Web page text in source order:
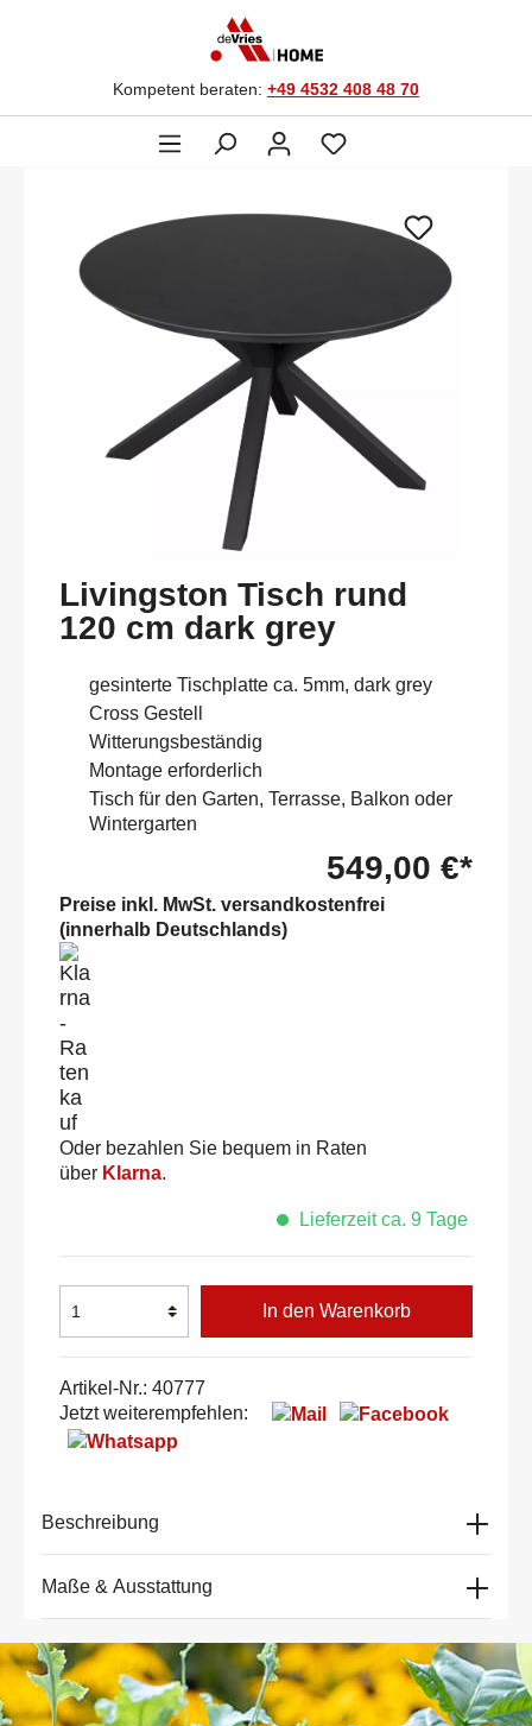
Kompetent beraten: +49 4532 408 48 70
Livingston Tisch rund
120 cm dark grey
gesinterte Tischplatte ca. 5mm, dark grey
Cross Gestell
Witterungsbeständig
Montage erforderlich
Tisch für den Garten, Terrasse, Balkon oder
Wintergarten
549,00 €*
Preise inkl. MwSt. versandkostenfrei
(innerhalb Deutschlands)
Oder bezahlen Sie bequem in Raten
über Klarna.
Lieferzeit ca. 9 Tage
In den Warenkorb
Artikel-Nr.: 40777
Jetzt weiterempfehlen:
Beschreibung
Maße & Ausstattung